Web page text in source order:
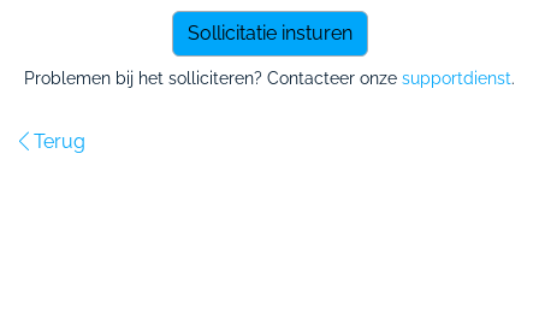
Problemen bij het solliciteren? Contacteer onze supportdienst.
Terug